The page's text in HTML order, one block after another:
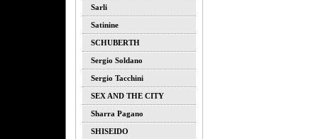
Sarli
Satinine
SCHUBERTH
Sergio Soldano
Sergio Tacchini
SEX AND THE CITY
Sharra Pagano
SHISEIDO